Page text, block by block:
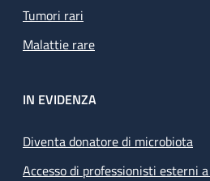
Tumori rari
Malattie rare
IN EVIDENZA
Diventa donatore di microbiota
Accesso di professionisti esterni